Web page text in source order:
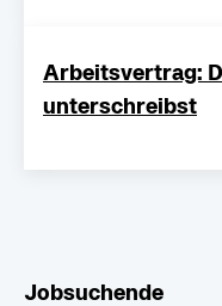
Arbeitsvertrag:
unterschreibst
Jobsuchende